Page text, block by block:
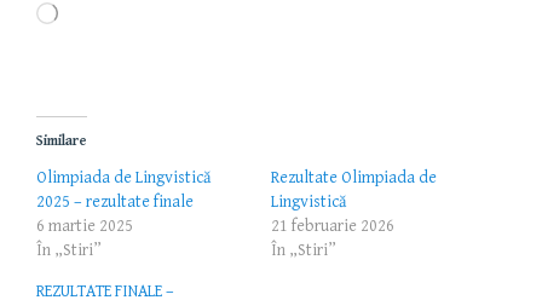
Încarc...
Similare
Olimpiada de Lingvistică
2025 – rezultate finale
6 martie 2025
În „Stiri”
Rezultate Olimpiada de
Lingvistică
21 februarie 2026
În „Stiri”
REZULTATE FINALE –